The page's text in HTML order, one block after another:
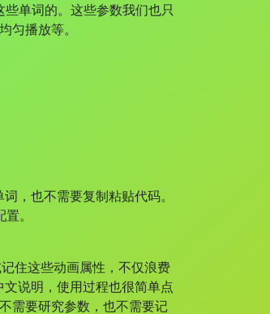
单词的。这些参数我们也只
匀播放等。
也不需要复制粘贴代码。
。
住这些动画属性，不仅浪费
说明，使用过程也很简单点
需要研究参数，也不需要记